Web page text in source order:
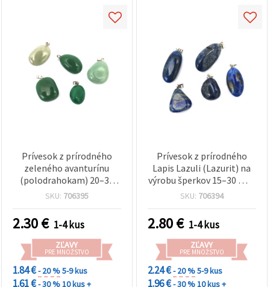
Prívesok z prírodného
zeleného avanturínu
(polodrahokam) 20–30
mm
SKU: 706395
2.30€ 1-4 kus
ZĽAVY
PRE MNOŽSTVO
1.84 €- 20 %5-9 kus
1.61 €- 30 %10 kus +
Prívesok z prírodného
Lapis Lazuli (Lazurit) na
výrobu šperkov 15–30 mm
– mix
SKU: 706394
2.80€ 1-4 kus
ZĽAVY
PRE MNOŽSTVO
2.24 €- 20 %5-9 kus
1.96 €- 30 %10 kus +